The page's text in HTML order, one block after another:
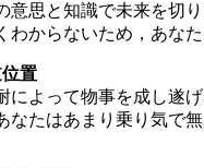
意思と知識で未来を切
わからないため，あな
置
によって物事を成し遂
なたはあまり乗り気で